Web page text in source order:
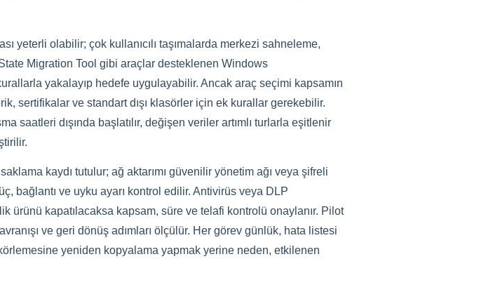
yeterli olabilir; çok kullanıcılı taşımalarda merkezi sahneleme,
Migration Tool gibi araçlar desteklenen Windows
yakalayıp hedefe uygulayabilir. Ancak araç seçimi kapsamın
sertifikalar ve standart dışı klasörler için ek kurallar gerekebilir.
saatleri dışında başlatılır, değişen veriler artımlı turlarla eşitlenir
kaydı tutulur; ağ aktarımı güvenilir yönetim ağı veya şifreli
bağlantı ve uyku ayarı kontrol edilir. Antivirüs veya DLP
ürünü kapatılacaksa kapsam, süre ve telafi kontrolü onaylanır. Pilot
ve geri dönüş adımları ölçülür. Her görev günlük, hata listesi
yeniden kopyalama yapmak yerine neden, etkilenen